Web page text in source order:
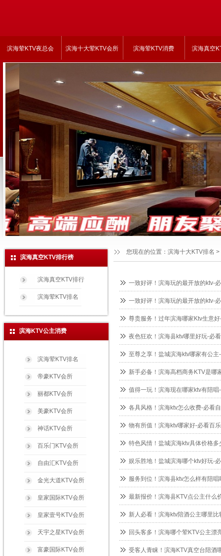
滨海荤KTV夜总会 滨海十大荤KTV会所 滨海荤KTV消费 滨海真空
一致好评！滨海玩的最开放的ktv-
一致好评！滨海玩的最开放的ktv-
尊贵服务！过年滨海哪家Ktv生意
夜色狂欢！滨海县ktv哪里好玩-必
至尊之享！盐城滨海ktv哪家有公
新手必备！滨海高档商务KTV是哪
值得一玩！滨海现在哪家ktv有陪
各具风格！滨海ktv怎么收费-必看
物有所值！滨海ktv哪家好-必看百
特色风情！盐城滨海ktv具体价格
娱乐胜地！盐城滨海哪个ktv好玩-
服务到位！滨海县ktv怎么样有陪
最新报价！滨海县KTV点公主什么
新人必看！滨海ktv陪酒公主哪里
回头客多！滨海哪个荤KTV公主漂
受客人青睐！滨海KTV真空台陪酒
您现在的位置： 滨海十大KTV排名 >
滨海真空KTV排行榜
滨海真空KTV排行
滨海荤KTV排名
滨海KTV公主消费
滨海荤KTV排名
帝豪KTV会所
丽都KTV会所
美豪KTV会所
神话KTV会所
百乐门KTV会所
自由汇KTV会所
金光大道KTV会所
皇家国际KTV会所
皇家壹号KTV会所
天宇之星KTV会所
富豪国际KTV会所